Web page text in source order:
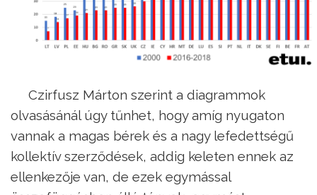
Czirfusz Márton szerint a diagrammok
olvasásánál úgy tűnhet, hogy amíg nyugaton
vannak a magas bérek és a nagy lefedettségű
kollektív szerződések, addig keleten ennek az
ellenkezője van, de ezek egymással